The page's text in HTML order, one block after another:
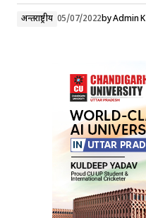
अन्तर्राष्ट्रीय 05/07/2022byAdmin K